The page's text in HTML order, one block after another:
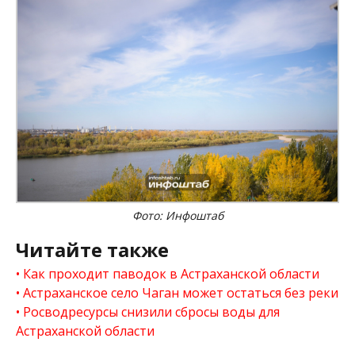
Фото: Инфоштаб
Читайте также
Как проходит паводок в Астраханской области
Астраханское село Чаган может остаться без реки
Росводресурсы снизили сбросы воды для
Астраханской области